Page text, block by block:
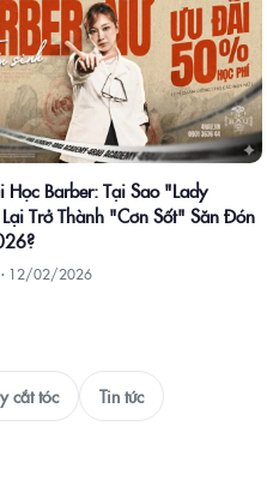
Học Barber: Tại Sao "Lady
Trở Thành "Cơn Sốt" Săn Đón
12/02/2026
cắt tóc Tin tức